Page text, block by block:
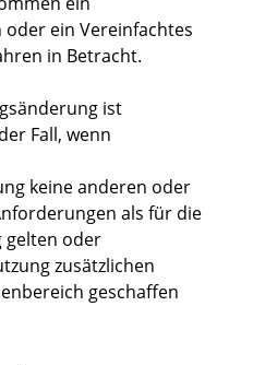
ein Vereinfachtes
in Betracht.
ist
Fall, wenn
keine anderen oder
als für die
gelten oder
zusätzlichen
geschaffen